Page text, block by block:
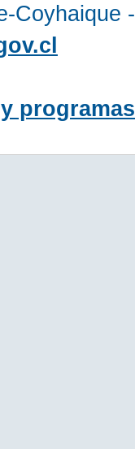
Coyhaique